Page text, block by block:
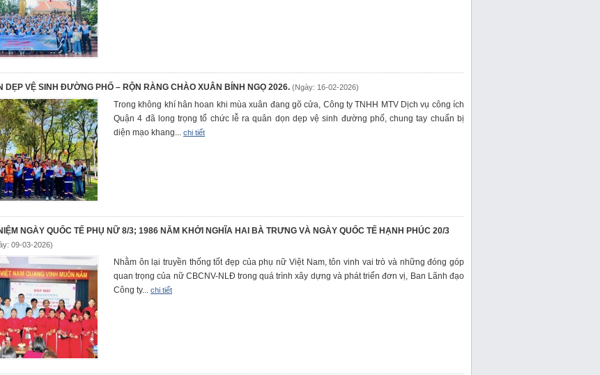
DẸP VỆ SINH ĐƯỜNG PHỐ – RỘN RÀNG CHÀO XUÂN BÍNH NGỌ 2026. (Ngày: 16-02-2026)
Trong không khí hân hoan khi mùa xuân đang gõ cửa, Công ty TNHH MTV Dịch vụ công ích
Quận 4 đã long trọng tổ chức lễ ra quân dọn dẹp vệ sinh đường phố, chung tay chuẩn bị
diện mạo khang... chi tiết
NGÀY QUỐC TẾ PHỤ NỮ 8/3; 1986 NĂM KHỞI NGHĨA HAI BÀ TRƯNG VÀ NGÀY QUỐC TẾ HẠNH PHÚC 20/3
09-03-2026)
Nhằm ôn lại truyền thống tốt đẹp của phụ nữ Việt Nam, tôn vinh vai trò và những đóng góp
quan trọng của nữ CBCNV-NLĐ trong quá trình xây dựng và phát triển đơn vị, Ban Lãnh đạo
Công ty... chi tiết